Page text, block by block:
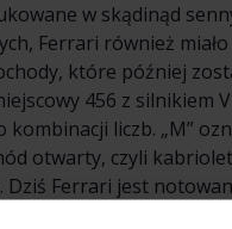
w skądinąd
Ferrari również
które później
456 z silnikiem
liczb. „M”
otwarty, czyli
Ferrari jest
a cena